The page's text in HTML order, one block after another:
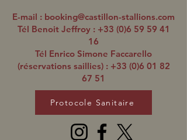
E-mail : booking@castillon-stallions.com
Tél Benoit Jeffroy : +33 (0)6 59 59 41
16
Tél Enrico Simone Faccarello
(réservations saillies) : +33 (0)6 01 82
67 51
Protocole Sanitaire